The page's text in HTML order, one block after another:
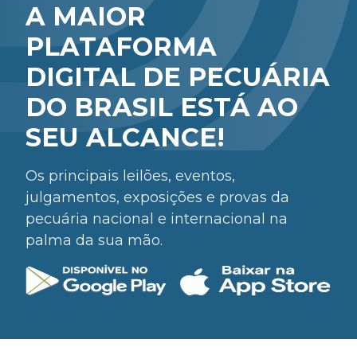
A MAIOR
PLATAFORMA
DIGITAL DE PECUÁRIA
DO BRASIL ESTÁ AO
SEU ALCANCE!
Os principais leilões, eventos,
julgamentos, exposições e provas da
pecuária nacional e internacional na
palma da sua mão.